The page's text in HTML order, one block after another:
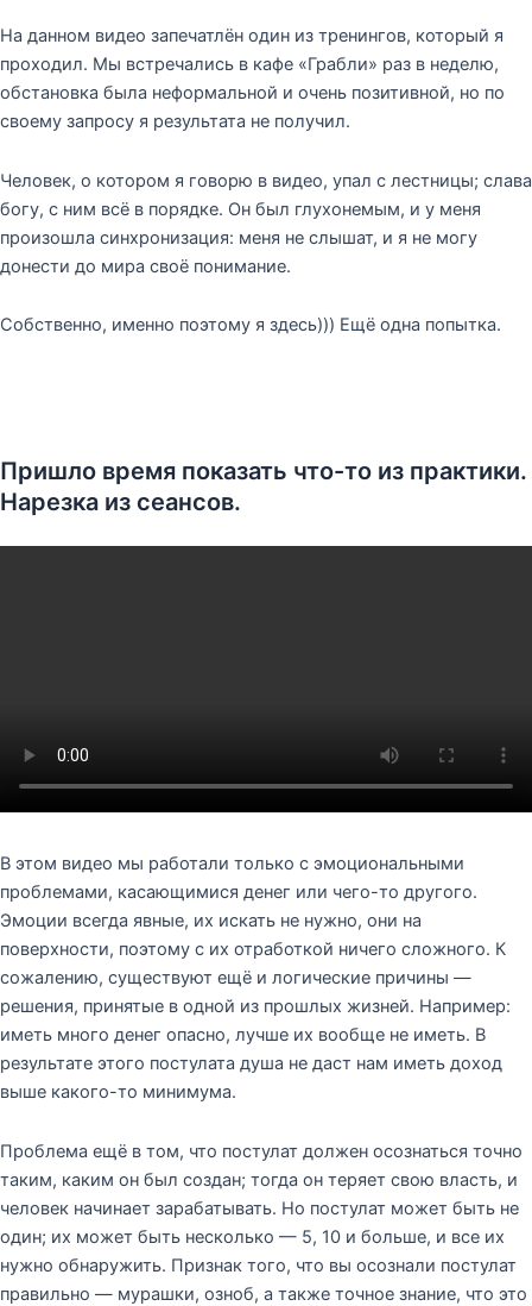
На данном видео запечатлён один из тренингов, который я
проходил. Мы встречались в кафе «Грабли» раз в неделю,
обстановка была неформальной и очень позитивной, но по
своему запросу я результата не получил.
Человек, о котором я говорю в видео, упал с лестницы; слава
богу, с ним всё в порядке. Он был глухонемым, и у меня
произошла синхронизация: меня не слышат, и я не могу
донести до мира своё понимание.
Собственно, именно поэтому я здесь))) Ещё одна попытка.
Пришло время показать что-то из практики.
Нарезка из сеансов.
В этом видео мы работали только с эмоциональными
проблемами, касающимися денег или чего-то другого.
Эмоции всегда явные, их искать не нужно, они на
поверхности, поэтому с их отработкой ничего сложного. К
сожалению, существуют ещё и логические причины —
решения, принятые в одной из прошлых жизней. Например:
иметь много денег опасно, лучше их вообще не иметь. В
результате этого постулата душа не даст нам иметь доход
выше какого-то минимума.
Проблема ещё в том, что постулат должен осознаться точно
таким, каким он был создан; тогда он теряет свою власть, и
человек начинает зарабатывать. Но постулат может быть не
один; их может быть несколько — 5, 10 и больше, и все их
нужно обнаружить. Признак того, что вы осознали постулат
правильно — мурашки, озноб, а также точное знание, что это